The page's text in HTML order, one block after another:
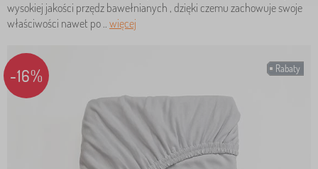
wysokiej jakości przędz bawełnianych , dzięki czemu zachowuje swoje
właściwości nawet po .. więcej
Rabaty
-16%